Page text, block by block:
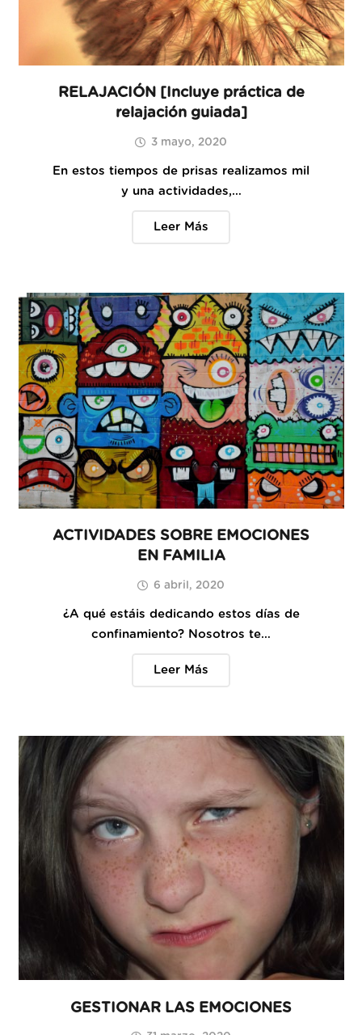
RELAJACIÓN [Incluye práctica de
relajación guiada]
3 mayo, 2020
En estos tiempos de prisas realizamos mil
y una actividades,…
Leer Más
ACTIVIDADES SOBRE EMOCIONES
EN FAMILIA
6 abril, 2020
¿A qué estáis dedicando estos días de
confinamiento? Nosotros te…
Leer Más
GESTIONAR LAS EMOCIONES